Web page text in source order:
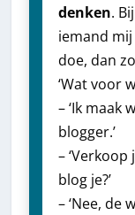
denken.
iemand
doe, dan
‘Wat voor
– ‘Ik maak
blogger.’
–
blog je?’
– ‘Nee, de